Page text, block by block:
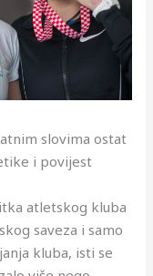
slovima ostat
i povijest
atletskog kluba
saveza i samo
kluba, isti se